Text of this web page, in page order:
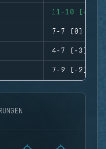
11-10 (+1)
7-7 (0)
4-7 (-3)
7-9 (-2)